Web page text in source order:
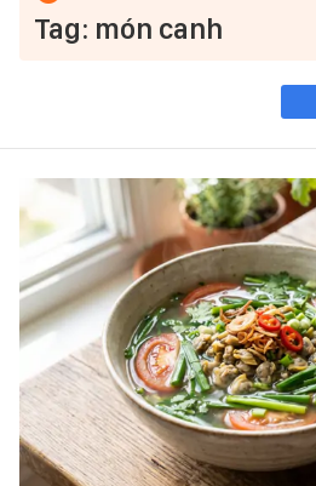
Tag: món canh